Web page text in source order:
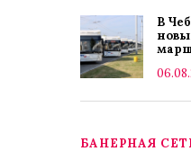
В
БАНЕРНАЯ